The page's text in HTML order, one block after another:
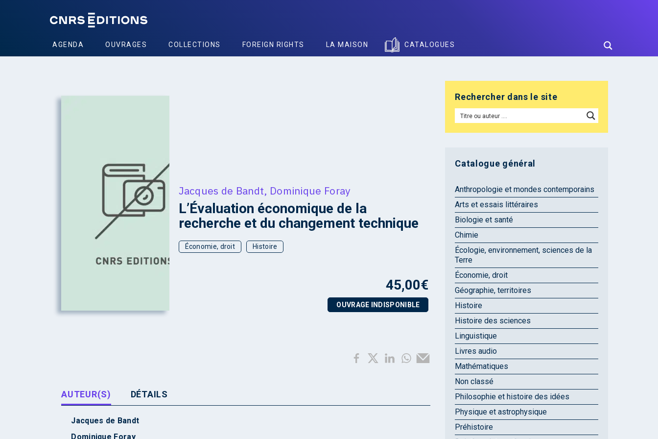
AGENDA OUVRAGES COLLECTIONS FOREIGN RIGHTS LA MAISON CATALOGUES
Jacques de Bandt, Dominique Foray
L’Évaluation économique de la
recherche et du changement technique
Économie, droit Histoire
45,00€
OUVRAGE INDISPONIBLE
AUTEUR(S) DÉTAILS
Jacques de Bandt
Dominique Foray
Rechercher dans le site
Catalogue général
Anthropologie et mondes contemporains
Arts et essais littéraires
Biologie et santé
Chimie
Écologie, environnement, sciences de la
Terre
Économie, droit
Géographie, territoires
Histoire
Histoire des sciences
Linguistique
Livres audio
Mathématiques
Non classé
Philosophie et histoire des idées
Physique et astrophysique
Préhistoire